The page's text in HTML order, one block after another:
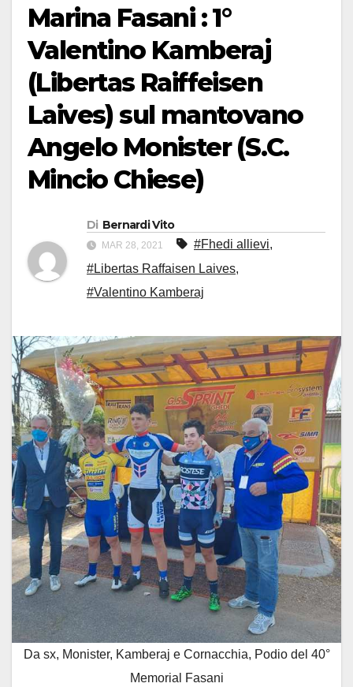
Marina Fasani : 1°
Valentino Kamberaj
(Libertas Raiffeisen
Laives) sul mantovano
Angelo Monister (S.C.
Mincio Chiese)
Di Bernardi Vito
MAR 28, 2021 #Fhedi allievi,
#Libertas Raffaisen Laives,
#Valentino Kamberaj
Da sx, Monister, Kamberaj e Cornacchia, Podio del 40°
Memorial Fasani